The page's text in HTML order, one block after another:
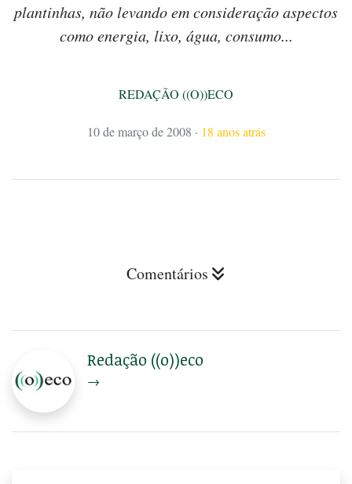
plantinhas, não levando em consideração aspectos
como energia, lixo, água, consumo...
REDAÇÃO ((O))ECO
10 de março de 2008 · 18 anos atrás
Comentários
Redação ((o))eco
→